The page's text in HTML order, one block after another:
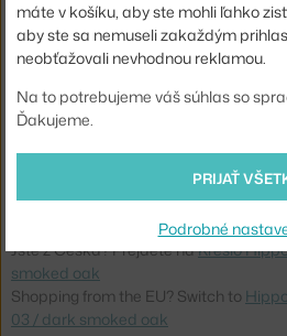
Farba:
béžová, tmavé drevo
Materiál:
pena, dubové drevo,
Sedák:
čalúnený
Podnož:
EAN
4251501613701
Jste z Česka? Přejděte naKřeslo
smoked oak
Shopping from the EU? Switch to
03 / dark smoked oak
máte v košíku, aby ste mohli ľahko
aby ste sa nemuseli zakaždým
neobťažovali nevhodnou reklamou.
Na to potrebujeme váš súhlas so
Ďakujeme.
PRIJAŤ
Podrobné